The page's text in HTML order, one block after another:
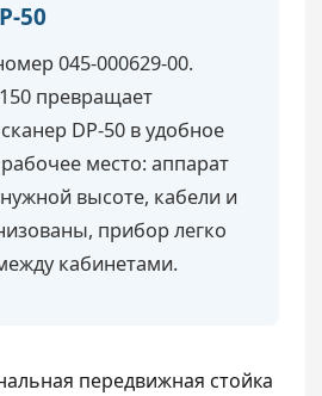
50
045-000629-00.
превращает
DP-50 в удобное
место: аппарат
высоте, кабели и
прибор легко
кабинетами.
передвижная стойка